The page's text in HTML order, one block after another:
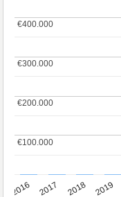
2016 2017 2018 2019
€100.000
€100.000
€200.000
€200.000
€300.000
€300.000
€400.000
€400.000